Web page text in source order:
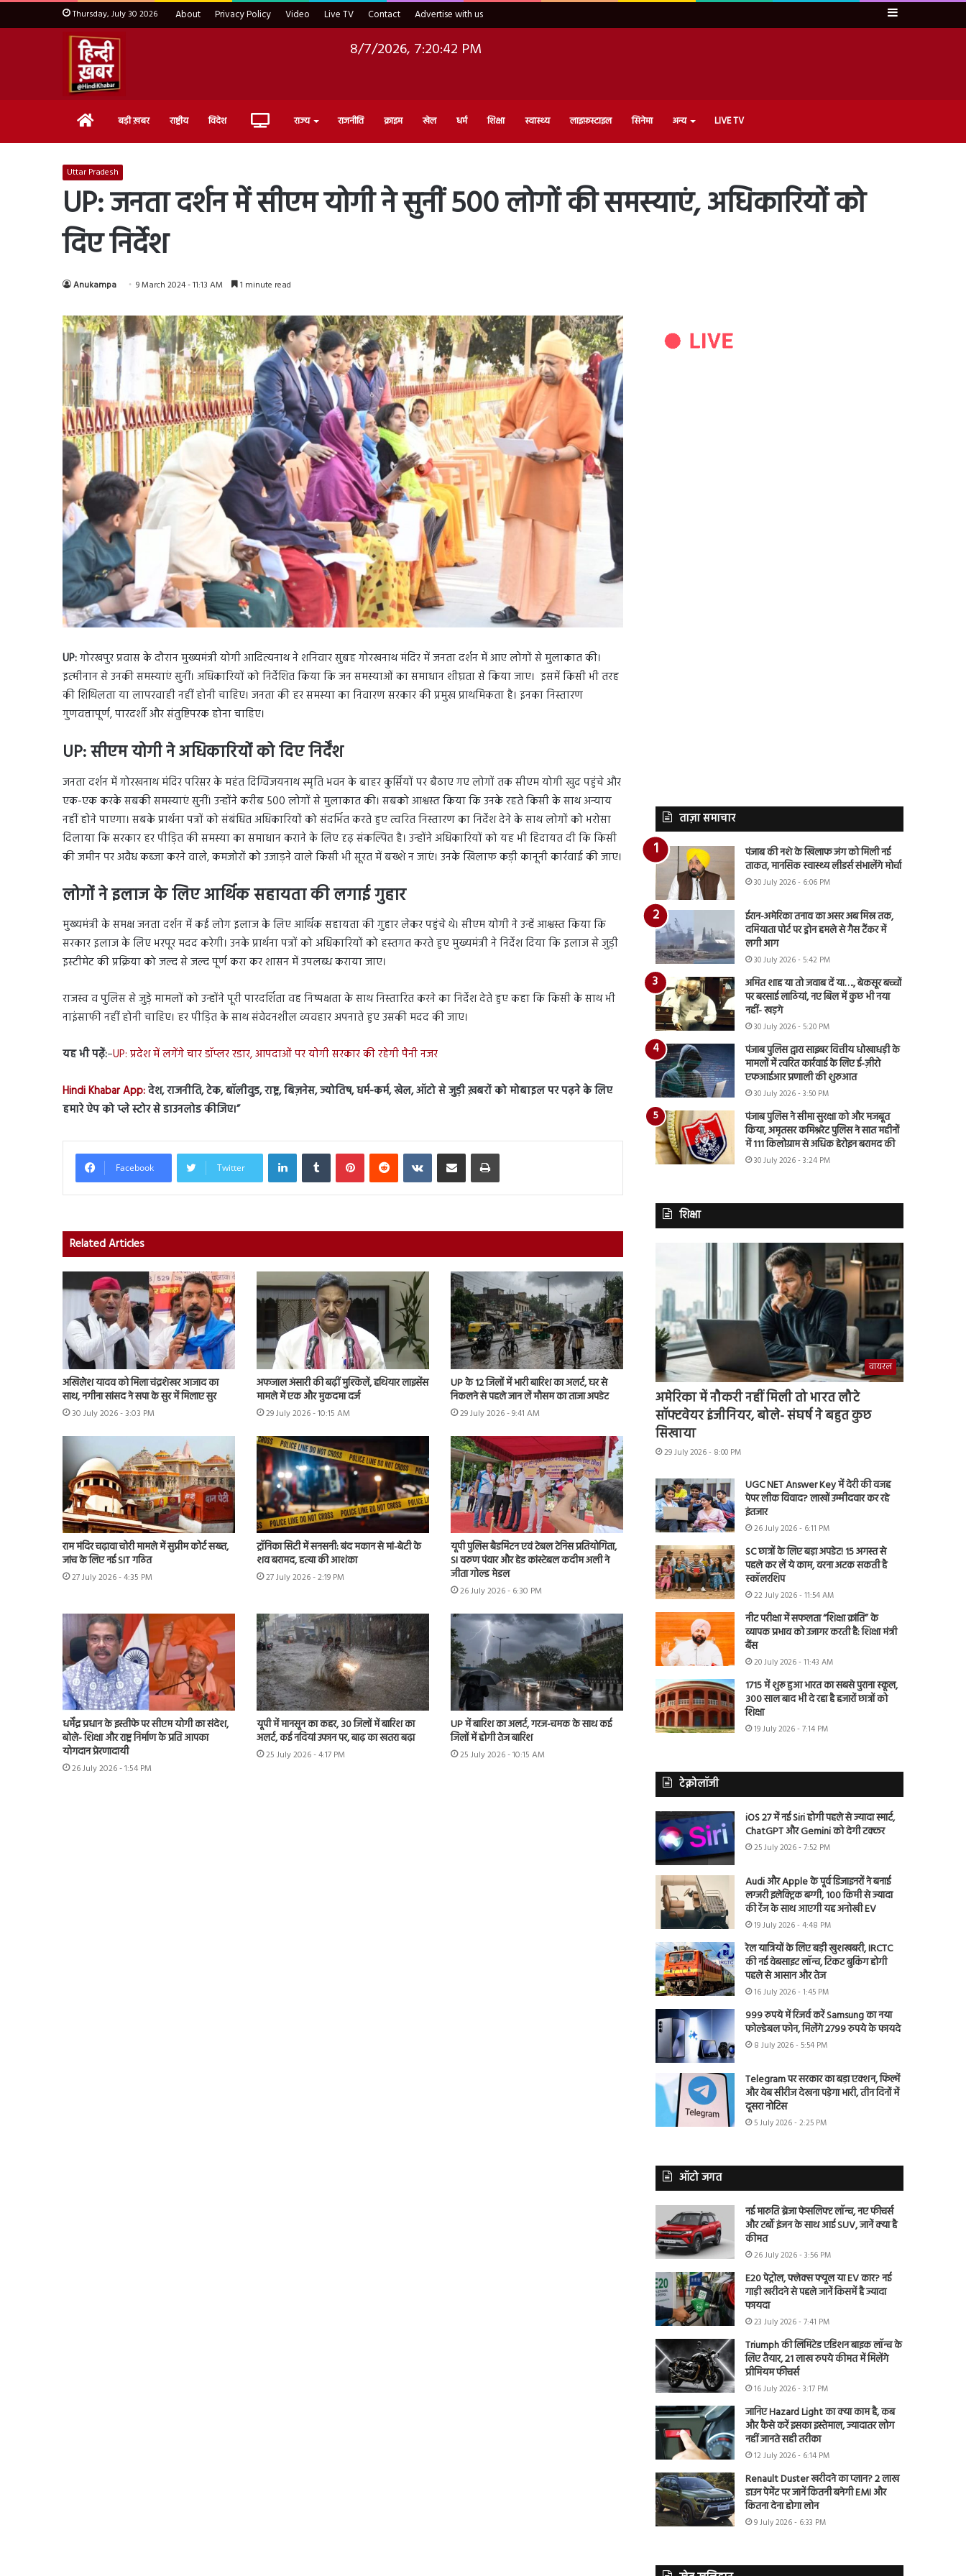
Thursday, July 30 2026 About Privacy Policy Video Live TV Contact Advertise with us Sidebar
8/7/2026, 7:20:43 PM
Home बड़ी ख़बर राष्ट्रीय विदेश Live राज्य राजनीति क्राइम खेल धर्म शिक्षा स्वास्थ्य लाइफ़स्टाइल सिनेमा अन्य LIVE TV
Uttar Pradesh
UP: जनता दर्शन में सीएम योगी ने सुनीं 500 लोगों की समस्याएं, अधिकारियों को
दिए निर्देश
Anukampa 9 March 2024 - 11:13 AM 1 minute read
UP:गोरखपुर प्रवास के दौरान मुख्यमंत्री योगी आदित्यनाथ ने शनिवार सुबह गोरखनाथ मंदिर में जनता दर्शन में आए लोगों से मुलाकात की।
इत्मीनान से उनकी समस्याएं सुनीं। अधिकारियों को निर्देशित किया कि जन समस्याओं का समाधान शीघ्रता से किया जाए। इसमें किसी भी तरह
की शिथिलता या लापरवाही नहीं होनी चाहिए। जनता की हर समस्या का निवारण सरकार की प्रमुख प्राथमिकता है। इनका निस्तारण
गुणवत्तापूर्ण, पारदर्शी और संतुष्टिपरक होना चाहिए।
UP: सीएम योगी ने अधिकारियों को दिए निर्देंश
जनता दर्शन में गोरखनाथ मंदिर परिसर के महंत दिग्विजयनाथ स्मृति भवन के बाहर कुर्सियों पर बैठाए गए लोगों तक सीएम योगी खुद पहुंचे और
एक-एक करके सबकी समस्याएं सुनीं। उन्होंने करीब 500 लोगों से मुलाकात की। सबको आश्वस्त किया कि उनके रहते किसी के साथ अन्याय
नहीं होने पाएगा। सबके प्रार्थना पत्रों को संबंधित अधिकारियों को संदर्भित करते हुए त्वरित निस्तारण का निर्देश देने के साथ लोगों को भरोसा
दिलाया कि सरकार हर पीड़ित की समस्या का समाधान कराने के लिए दृढ़ संकल्पित है। उन्होंने अधिकारियों को यह भी हिदायत दी कि किसी
की जमीन पर अवैध कब्जा करने वाले, कमजोरों को उजाड़ने वाले किसी भी सूरत में बख्शे न जाएं। उनके खिलाफ कड़ी कानूनी कार्रवाई की जाए।
लोगों ने इलाज के लिए आर्थिक सहायता की लगाई गुहार
मुख्यमंत्री के समक्ष जनता दर्शन में कई लोग इलाज के लिए आर्थिक सहायता की गुहार लेकर पहुंचे थे। सीएम योगी ने उन्हें आश्वस्त किया कि
सरकार इलाज के लिए भरपूर मदद करेगी। उनके प्रार्थना पत्रों को अधिकारियों को हस्तगत करते हुए मुख्यमंत्री ने निर्देश दिया कि इलाज से जुड़ी
इस्टीमेट की प्रक्रिया को जल्द से जल्द पूर्ण करा कर शासन में उपलब्ध कराया जाए।
राजस्व व पुलिस से जुड़े मामलों को उन्होंने पूरी पारदर्शिता वह निष्पक्षता के साथ निस्तारित करने का निर्देश देते हुए कहा कि किसी के साथ भी
नाइंसाफी नहीं होनी चाहिए। हर पीड़ित के साथ संवेदनशील व्यवहार अपनाते हुए उसकी मदद की जाए।
यह भी पढ़ें:–UP: प्रदेश में लगेंगे चार डॉप्लर रडार, आपदाओं पर योगी सरकार की रहेगी पैनी नजर
Hindi Khabar App:देश, राजनीति, टेक, बॉलीवुड, राष्ट्र, बिज़नेस, ज्योतिष, धर्म-कर्म, खेल, ऑटो से जुड़ी ख़बरों को मोबाइल पर पढ़ने के लिए
हमारे ऐप को प्ले स्टोर से डाउनलोड कीजिए।”
Facebook Twitter
LinkedInTumblr PinterestReddit VKontakteShare via Email Print
Related Articles
अखिलेश यादव को मिला चंद्रशेखर आजाद का
साथ, नगीना सांसद ने सपा के सुर में मिलाए सुर
30 July 2026 - 3:03 PM
अफजाल अंसारी की बढ़ीं मुश्किलें, हथियार लाइसेंस
मामले में एक और मुकदमा दर्ज
29 July 2026 - 10:15 AM
UP के 12 जिलों में भारी बारिश का अलर्ट, घर से
निकलने से पहले जान लें मौसम का ताजा अपडेट
29 July 2026 - 9:41 AM
राम मंदिर चढ़ावा चोरी मामले में सुप्रीम कोर्ट सख्त,
जांच के लिए नई SIT गठित
27 July 2026 - 4:35 PM
ट्रॉनिका सिटी में सनसनी: बंद मकान से मां-बेटी के
शव बरामद, हत्या की आशंका
27 July 2026 - 2:19 PM
यूपी पुलिस बैडमिंटन एवं टेबल टेनिस प्रतियोगिता,
SI वरुण पंवार और हेड कांस्टेबल कदीम अली ने
जीता गोल्ड मेडल
26 July 2026 - 6:30 PM
धर्मेंद्र प्रधान के इस्तीफे पर सीएम योगी का संदेश,
बोले- शिक्षा और राष्ट्र निर्माण के प्रति आपका
योगदान प्रेरणादायी
26 July 2026 - 1:54 PM
यूपी में मानसून का कहर, 30 जिलों में बारिश का
अलर्ट, कई नदियां उफान पर, बाढ़ का खतरा बढ़ा
25 July 2026 - 4:17 PM
UP में बारिश का अलर्ट, गरज-चमक के साथ कई
जिलों में होगी तेज बारिश
25 July 2026 - 10:15 AM
ताज़ा समाचार
पंजाब की नशे के खिलाफ जंग को मिली नई
ताकत, मानसिक स्वास्थ्य लीडर्स संभालेंगे मोर्चा
30 July 2026 - 6:06 PM
ईरान-अमेरिका तनाव का असर अब मिस्र तक,
दमियाता पोर्ट पर ड्रोन हमले से गैस टैंकर में
लगी आग
30 July 2026 - 5:42 PM
अमित शाह या तो जवाब दें या…., बेकसूर बच्चों
पर बरसाई लाठियां, नए बिल में कुछ भी नया
नहीं- खड़गे
30 July 2026 - 5:20 PM
पंजाब पुलिस द्वारा साइबर वित्तीय धोखाधड़ी के
मामलों में त्वरित कार्रवाई के लिए ई-ज़ीरो
एफआईआर प्रणाली की शुरुआत
30 July 2026 - 3:50 PM
पंजाब पुलिस ने सीमा सुरक्षा को और मजबूत
किया, अमृतसर कमिश्नरेट पुलिस ने सात महीनों
में 111 किलोग्राम से अधिक हेरोइन बरामद की
30 July 2026 - 3:24 PM
शिक्षा
वायरल
अमेरिका में नौकरी नहीं मिली तो भारत लौटे
सॉफ्टवेयर इंजीनियर, बोले- संघर्ष ने बहुत कुछ
सिखाया
29 July 2026 - 8:00 PM
UGC NET Answer Key में देरी की वजह
पेपर लीक विवाद? लाखों उम्मीदवार कर रहे
इंतजार
26 July 2026 - 6:11 PM
SC छात्रों के लिए बड़ा अपडेट! 15 अगस्त से
पहले कर लें ये काम, वरना अटक सकती है
स्कॉलरशिप
22 July 2026 - 11:54 AM
नीट परीक्षा में सफलता “शिक्षा क्रांति” के
व्यापक प्रभाव को उजागर करती है: शिक्षा मंत्री
बैंस
20 July 2026 - 11:43 AM
1715 में शुरू हुआ भारत का सबसे पुराना स्कूल,
300 साल बाद भी दे रहा है हजारों छात्रों को
शिक्षा
19 July 2026 - 7:14 PM
टेक्नोलॉजी
iOS 27 में नई Siri होगी पहले से ज्यादा स्मार्ट,
ChatGPT और Gemini को देगी टक्कर
25 July 2026 - 7:52 PM
Audi और Apple के पूर्व डिजाइनरों ने बनाई
लग्जरी इलेक्ट्रिक बग्गी, 100 किमी से ज्यादा
की रेंज के साथ आएगी यह अनोखी EV
19 July 2026 - 4:48 PM
रेल यात्रियों के लिए बड़ी खुशखबरी, IRCTC
की नई वेबसाइट लॉन्च, टिकट बुकिंग होगी
पहले से आसान और तेज
16 July 2026 - 1:45 PM
999 रुपये में रिजर्व करें Samsung का नया
फोल्डेबल फोन, मिलेंगे 2799 रुपये के फायदे
8 July 2026 - 5:54 PM
Telegram पर सरकार का बड़ा एक्शन, फिल्में
और वेब सीरीज देखना पड़ेगा भारी, तीन दिनों में
दूसरा नोटिस
5 July 2026 - 2:25 PM
ऑटो जगत
नई मारुति ब्रेजा फेसलिफ्ट लॉन्च, नए फीचर्स
और टर्बो इंजन के साथ आई SUV, जानें क्या है
कीमत
26 July 2026 - 3:56 PM
E20 पेट्रोल, फ्लेक्स फ्यूल या EV कार? नई
गाड़ी खरीदने से पहले जानें किसमें है ज्यादा
फायदा
23 July 2026 - 7:41 PM
Triumph की लिमिटेड एडिशन बाइक लॉन्च के
लिए तैयार, 21 लाख रुपये कीमत में मिलेंगे
प्रीमियम फीचर्स
16 July 2026 - 3:17 PM
जानिए Hazard Light का क्या काम है, कब
और कैसे करें इसका इस्तेमाल, ज्यादातर लोग
नहीं जानते सही तरीका
12 July 2026 - 6:14 PM
Renault Duster खरीदने का प्लान? 2 लाख
डाउन पेमेंट पर जानें कितनी बनेगी EMI और
कितना देना होगा लोन
9 July 2026 - 6:33 PM